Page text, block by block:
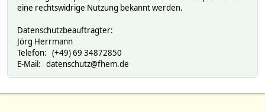
eine rechtswidrige Nutzung bekannt werden.
Datenschutzbeauftragter:
Jörg Herrmann
Telefon: (+49) 69 34872850
E-Mail: datenschutz@fhem.de